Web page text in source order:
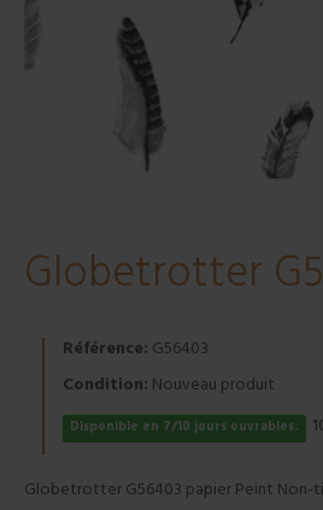
Globetrotter
Référence: G56403
Condition: Nouveau produit
Disponible en 7/10 jours ouvrables.
Globetrotter G56403 papier Peint Non-